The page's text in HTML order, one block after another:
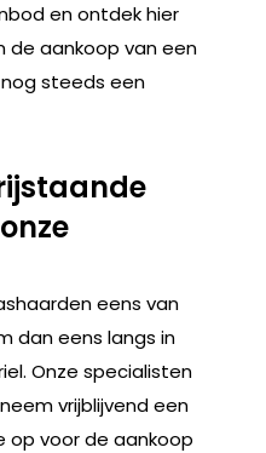
en ontdek hier
de aankoop van een
steeds een
eens van
dan eens langs in
Onze specialisten
vrijblijvend een
op voor de aankoop